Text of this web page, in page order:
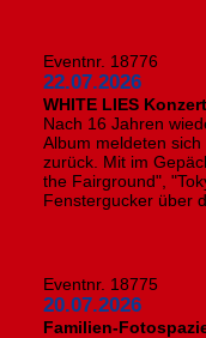
Eventnr. 18776
22.07.2026
WHITE LIES
Nach 16 Jahren
Album meldeten
zurück. Mit im
the Fairground",
Fenstergucker über
Eventnr. 18775
20.07.2026
Familien-